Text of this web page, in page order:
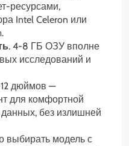
ресурсами,
Intel Celeron или
. 4-8 ГБ ОЗУ вполне
исследований и
12 дюймов —
для комфортной
без излишней
выбирать модель с